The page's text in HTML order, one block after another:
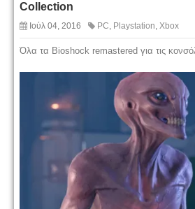
Collection
Ιούλ 04, 2016 PC, Playstation, Xbox
Όλα τα Bioshock remastered για τις